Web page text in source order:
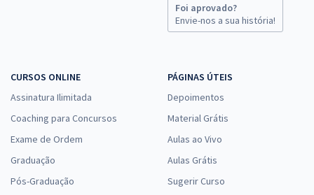
Foi aprovado?
Envie-nos a sua história!
CURSOS ONLINE
Assinatura Ilimitada
Coaching para Concursos
Exame de Ordem
Graduação
Pós-Graduação
PÁGINAS ÚTEIS
Depoimentos
Material Grátis
Aulas ao Vivo
Aulas Grátis
Sugerir Curso